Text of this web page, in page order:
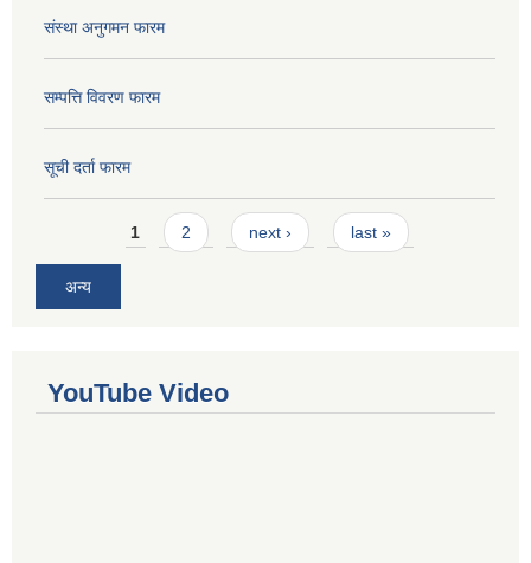
संस्था अनुगमन फारम
सम्पत्ति विवरण फारम
सूची दर्ता फारम
Pages1 2 next › last »
अन्य
YouTube Video